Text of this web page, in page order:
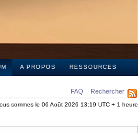
A PROPOS RESSOURCES
FAQ Rechercher
sommes le 06 Août 2026 13:19 UTC + 1 heure